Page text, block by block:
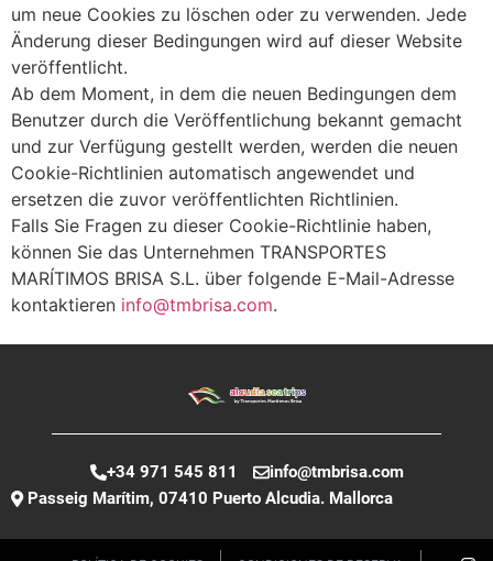
um neue Cookies zu löschen oder zu verwenden. Jede
Änderung dieser Bedingungen wird auf dieser Website
veröffentlicht.
Ab dem Moment, in dem die neuen Bedingungen dem
Benutzer durch die Veröffentlichung bekannt gemacht
und zur Verfügung gestellt werden, werden die neuen
Cookie-Richtlinien automatisch angewendet und
ersetzen die zuvor veröffentlichten Richtlinien.
Falls Sie Fragen zu dieser Cookie-Richtlinie haben,
können Sie das Unternehmen TRANSPORTES
MARÍTIMOS BRISA S.L. über folgende E-Mail-Adresse
kontaktieren info@tmbrisa.com.
+34 971 545 811
info@tmbrisa.com
Passeig Marítim, 07410 Puerto Alcudia. Mallorca